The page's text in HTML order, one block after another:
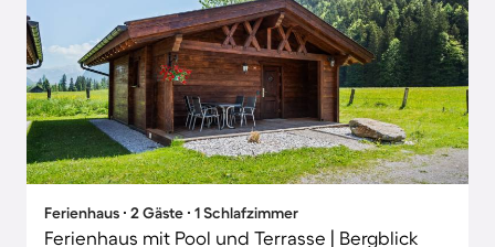
Ferienhaus ∙ 2 Gäste ∙ 1 Schlafzimmer
Ferienhaus mit Pool und Terrasse | Bergblick